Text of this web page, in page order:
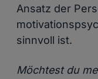
Ansatz der
sinnvoll ist.
Möchtest du